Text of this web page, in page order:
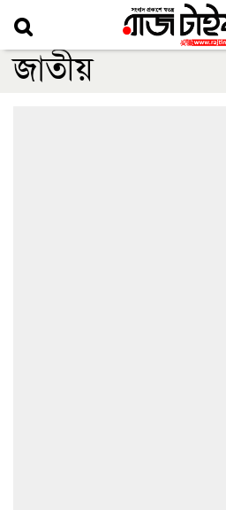
জাতীয়